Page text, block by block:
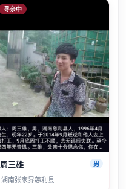
寻亲中
周三雄 男
湖南张家界慈利县